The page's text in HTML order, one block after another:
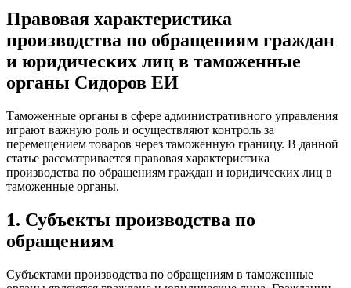
Правовая характеристика
производства по обращениям граждан
и юридических лиц в таможенные
органы Сидоров ЕИ
Таможенные органы в сфере административного управления
играют важную роль и осуществляют контроль за
перемещением товаров через таможенную границу. В данной
статье рассматривается правовая характеристика
производства по обращениям граждан и юридических лиц в
таможенные органы.
1. Субъекты производства по
обращениям
Субъектами производства по обращениям в таможенные